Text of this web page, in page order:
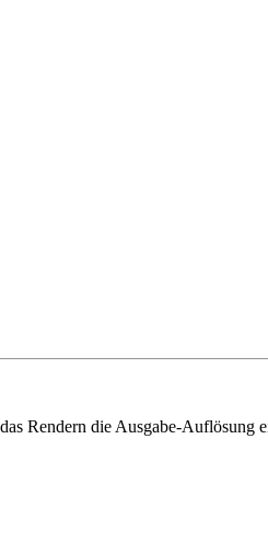
Rendern die Ausgabe-Auflösung